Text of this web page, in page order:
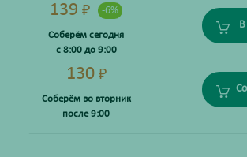
139 ₽ -6%
Соберём сегодня
с 8:00 до 9:00
В
130 ₽
Соберём во вторник
после 9:00